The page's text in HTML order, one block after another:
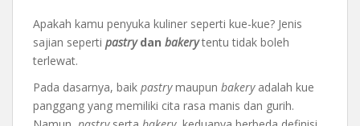
Apakah kamu penyuka kuliner seperti kue-kue? Jenis
sajian seperti pastrydan bakerytentu tidak boleh
terlewat.
Pada dasarnya, baik pastrymaupun bakeryadalah kue
panggang yang memiliki cita rasa manis dan gurih.